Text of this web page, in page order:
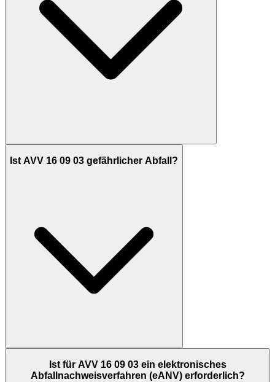
Ist AVV 16 09 03 gefährlicher Abfall?
Ist für AVV 16 09 03 ein elektronisches
Abfallnachweisverfahren (eANV) erforderlich?